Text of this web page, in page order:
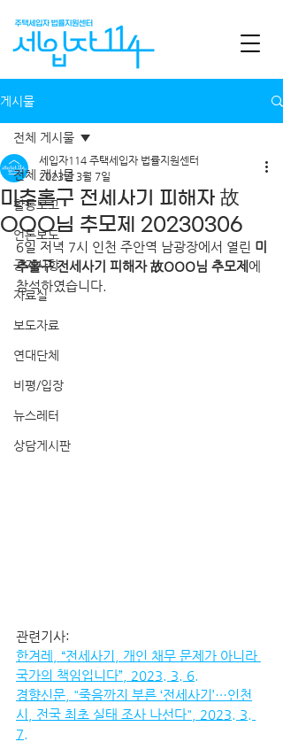
게시물
전체 게시물
활동보고
언론보도
공지사항
자료실
보도자료
연대단체
비평/입장
뉴스레터
상담게시판
전체 게시물
미추홀구 전세사기 피해자 故
OOO님 추모제 20230306
세입자114 주택세입자 법률지원센터
2023년 3월 7일
6일 저녁 7시 인천 주안역 남광장에서 열린 미
추홀구 전세사기 피해자 故OOO님 추모제 에
참석하였습니다.
관련기사:
한겨레, “전세사기, 개인 채무 문제가 아니라
국가의 책임입니다”, 2023. 3. 6.
경향신문, "죽음까지 부른 ‘전세사기’…인천
시, 전국 최초 실태 조사 나선다", 2023. 3.
7.